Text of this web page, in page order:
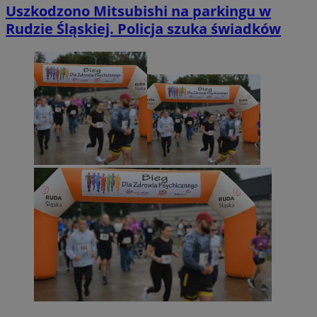
Uszkodzono Mitsubishi na parkingu w
Rudzie Śląskiej. Policja szuka świadków